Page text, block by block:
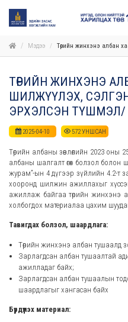
Мэдээ Төрийн жинхэнэ албан
ТӨРИЙН ЖИНХЭНЭ
ШИЛЖҮҮЛЭХ,
ЭРХЭЛСЭН ТҮШМЭЛ/
2025-04-10 572УНШСАН
Төрийн албаны зөвлөлийн 2023 оны
албаны шалгалт өгөх болзол
журам”-ын 4 дүгээр зүйлийн 4.2-т
хооронд шилжин ажиллахыг
ажиллаж байгаа төрийн жинхэнэ
холбогдох материалаа цахим
Тавигдах болзол, шаардлага:
Төрийн жинхэнэ албан тушаалд
Зарлагдсан албан тушаалтай
ажилладаг байх;
Зарлагдсан албан тушаалын
шаардлагыг хангасан байх
Бүрдүүлэх материал: